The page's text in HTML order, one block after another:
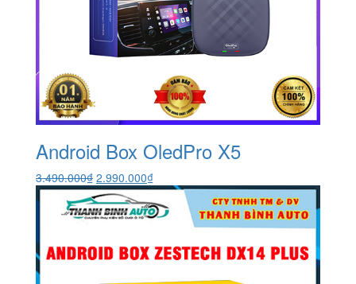
Android Box OledPro X5
3.490.000₫ Giá
gốc
là:
3.490.000₫.
2.990.000₫Giá
hiện
tại